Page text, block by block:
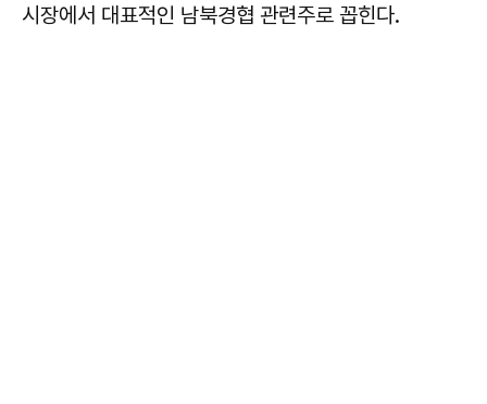
시장에서 대표적인 남북경협 관련주로 꼽힌다.